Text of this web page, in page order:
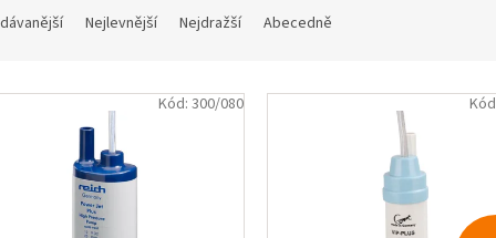
Nejlevnější Nejdražší Abecedně
Kód: 300/080